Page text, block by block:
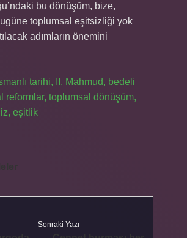
bu dönüşüm, bize,
toplumsal eşitsizliği yok
adımların önemini
tarihi, II. Mahmud, bedeli
reformlar, toplumsal dönüşüm,
eşitlik
Sonraki Yazı